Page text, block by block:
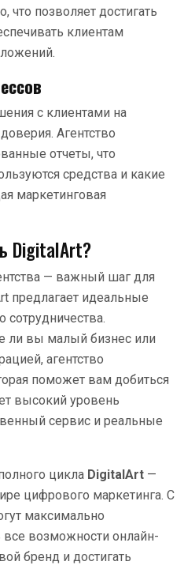
что позволяет достигать
клиентам
с клиентами на
Агентство
отчеты, что
средства и какие
маркетинговая
DigitalArt?
— важный шаг для
предлагает идеальные
сотрудничества.
ли вы малый бизнес или
агентство
поможет вам добиться
высокий уровень
сервис и реальные
цикла DigitalArt —
цифрового маркетинга. С
максимально
возможности онлайн-
бренд и достигать